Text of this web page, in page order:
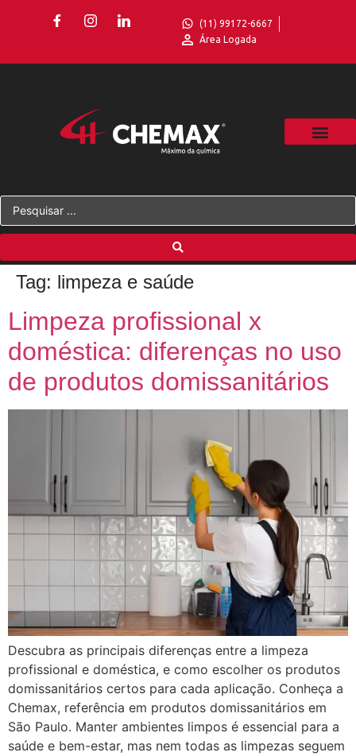
(11) 99172-6667
Área Logada
Tag: limpeza e saúde
Limpeza profissional x
doméstica: diferenças no uso
de produtos domissanitários
Descubra as principais diferenças entre a limpeza
profissional e doméstica, e como escolher os produtos
domissanitários certos para cada aplicação. Conheça a
Chemax, referência em produtos domissanitários em
São Paulo. Manter ambientes limpos é essencial para a
saúde e bem-estar, mas nem todas as limpezas seguem